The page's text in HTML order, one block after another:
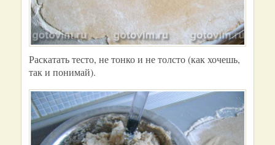
Раскатать тесто, не тонко и не толсто (как хочешь,
так и понимай).